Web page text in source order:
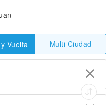
Vuelta Multi Ciudad